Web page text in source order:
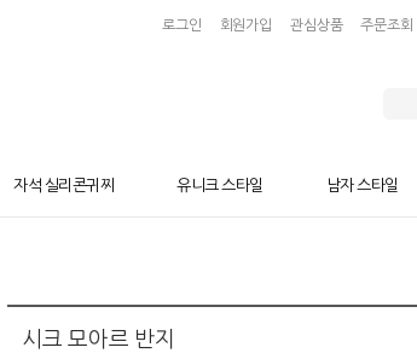
로그인 회원가입 관심상품 주문조회
자석 실리콘귀찌 유니크 스타일 남자 스타일
시크 모아르 반지